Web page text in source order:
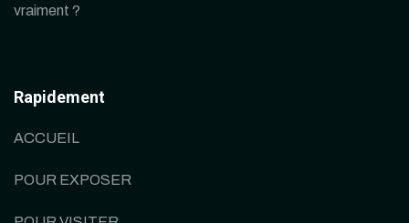
vraiment ?
Rapidement
ACCUEIL
POUR EXPOSER